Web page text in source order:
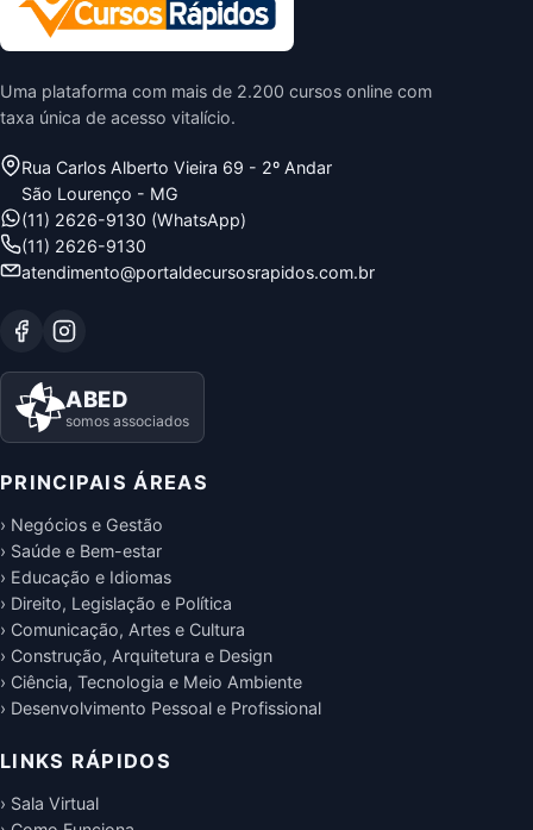
Uma plataforma com mais de 2.200 cursos online com
taxa única de acesso vitalício.
Rua Carlos Alberto Vieira 69 - 2º Andar
São Lourenço - MG
(11) 2626-9130 (WhatsApp)
(11) 2626-9130
atendimento@portaldecursosrapidos.com.br
ABED
somos associados
PRINCIPAIS ÁREAS
› Negócios e Gestão
› Saúde e Bem-estar
› Educação e Idiomas
› Direito, Legislação e Política
› Comunicação, Artes e Cultura
› Construção, Arquitetura e Design
› Ciência, Tecnologia e Meio Ambiente
› Desenvolvimento Pessoal e Profissional
LINKS RÁPIDOS
› Sala Virtual